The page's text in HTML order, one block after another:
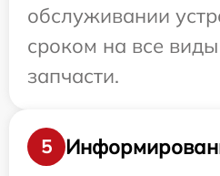
обслуживании
сроком на все
запчасти.
5